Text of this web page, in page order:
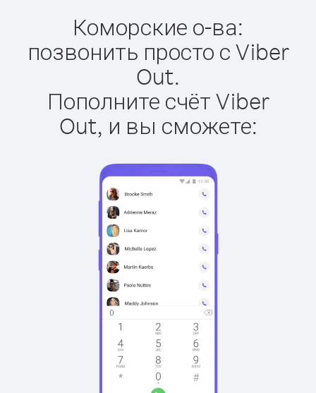
Коморские о-ва:
позвонить просто с Viber
Out.
Пополните счёт Viber
Out, и вы сможете: